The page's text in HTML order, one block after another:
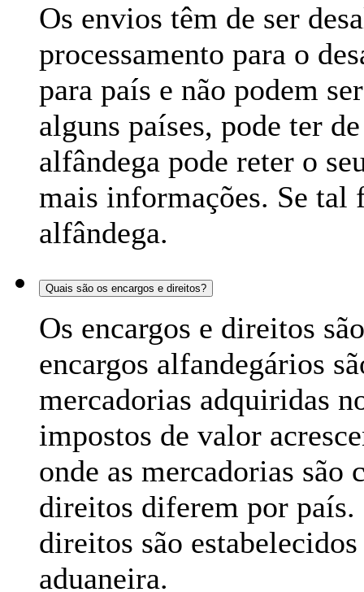
Os envios têm de ser
processamento para o
para país e não podem
alguns países, pode ter
alfândega pode reter o
mais informações. Se tal
alfândega.
Quais são os encargos e direitos?
Os encargos e direitos
encargos alfandegários
mercadorias adquiridas
impostos de valor
onde as mercadorias são
direitos diferem por país.
direitos são
aduaneira.